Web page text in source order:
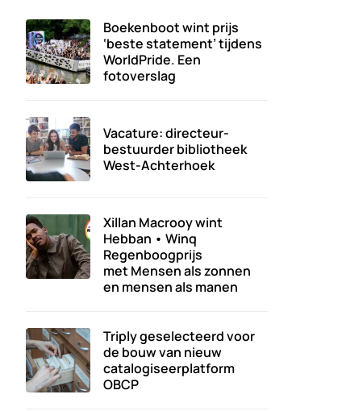
Boekenboot wint prijs
‘beste statement’ tijdens
WorldPride. Een
fotoverslag
Vacature: directeur-
bestuurder bibliotheek
West-Achterhoek
Xillan Macrooy wint
Hebban • Winq
Regenboogprijs
met Mensen als zonnen
en mensen als manen
Triply geselecteerd voor
de bouw van nieuw
catalogiseerplatform
OBCP